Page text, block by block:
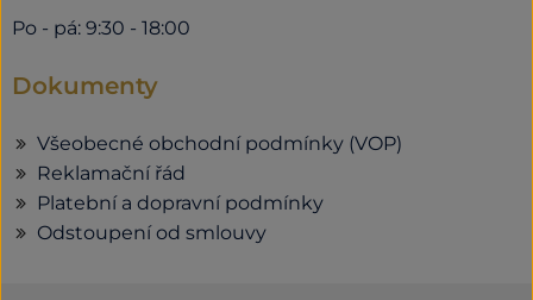
Po - pá: 9:30 - 18:00
Dokumenty
Všeobecné obchodní podmínky (VOP)
Reklamační řád
Platební a dopravní podmínky
Odstoupení od smlouvy